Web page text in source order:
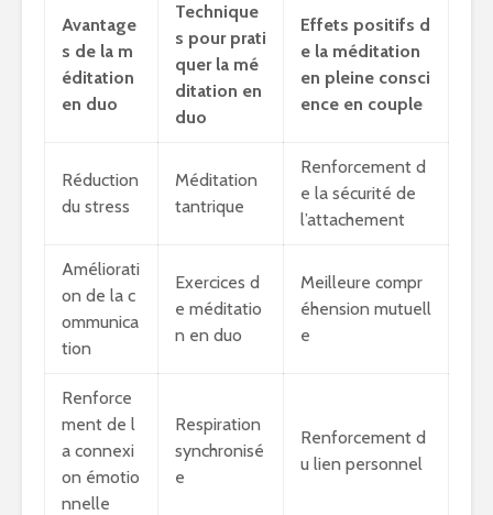
Avantage
s de la m
éditation
en duo
Technique
s pour prati
quer la mé
ditation en
duo
Effets positifs d
e la méditation
en pleine consci
ence en couple
Réduction
du stress
Méditation
tantrique
Renforcement d
e la sécurité de
l’attachement
Améliorati
on de la c
ommunica
tion
Exercices d
e méditatio
n en duo
Meilleure compr
éhension mutuell
e
Renforce
ment de l
a connexi
on émotio
nnelle
Respiration
synchronisé
e
Renforcement d
u lien personnel